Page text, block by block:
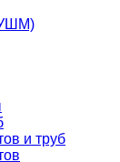
и труб